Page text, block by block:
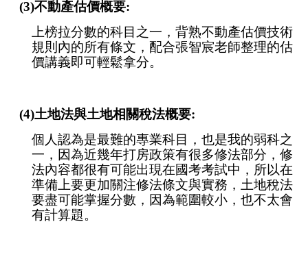
(3)不動產估價概要:
上榜拉分數的科目之一，背熟不動產估價技術
規則內的所有條文，配合張智宸老師整理的估
價講義即可輕鬆拿分。
(4)土地法與土地相關稅法概要:
個人認為是最難的專業科目，也是我的弱科之
一，因為近幾年打房政策有很多修法部分，修
法內容都很有可能出現在國考考試中，所以在
準備上要更加關注修法條文與實務，土地稅法
要盡可能掌握分數，因為範圍較小，也不太會
有計算題。